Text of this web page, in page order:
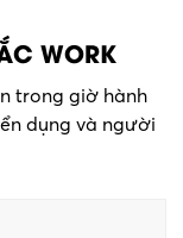
WORK
trong giờ hành
dụng và người